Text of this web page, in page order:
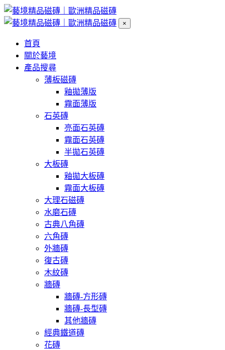
×
首頁
關於藝境
產品搜尋
薄板磁磚
釉拋薄版
霧面薄版
石英磚
亮面石英磚
霧面石英磚
半拋石英磚
大板磚
釉拋大板磚
霧面大板磚
大理石磁磚
水磨石磚
古典八角磚
六角磚
外牆磚
復古磚
木紋磚
牆磚
牆磚-方形磚
牆磚-長型磚
其他牆磚
經典鐵道磚
花磚